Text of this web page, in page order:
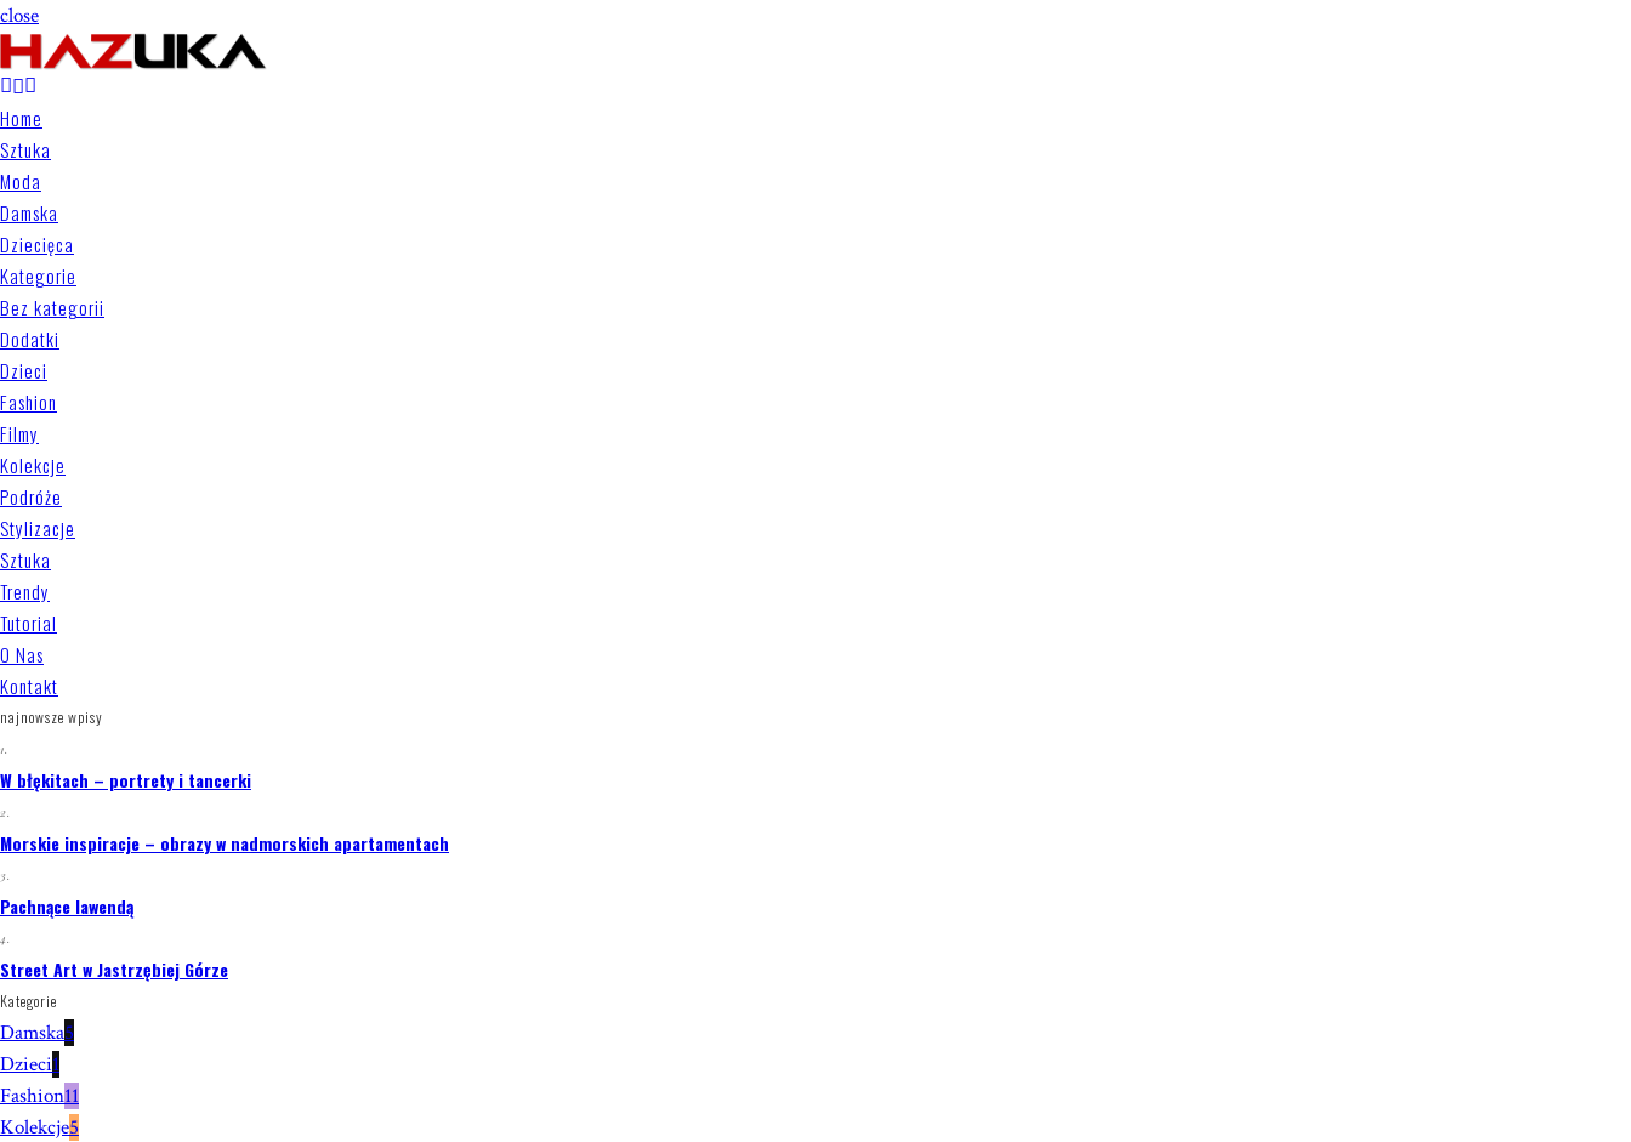
close
Home
Sztuka
Moda
Damska
Dziecięca
Kategorie
Bez kategorii
Dodatki
Dzieci
Fashion
Filmy
Kolekcje
Podróże
Stylizacje
Sztuka
Trendy
Tutorial
O Nas
Kontakt
najnowsze wpisy
1.
W błękitach – portrety i tancerki
2.
Morskie inspiracje – obrazy w nadmorskich apartamentach
3.
Pachnące lawendą
4.
Street Art w Jastrzębiej Górze
Kategorie
Damska5
Dzieci1
Fashion11
Kolekcje5